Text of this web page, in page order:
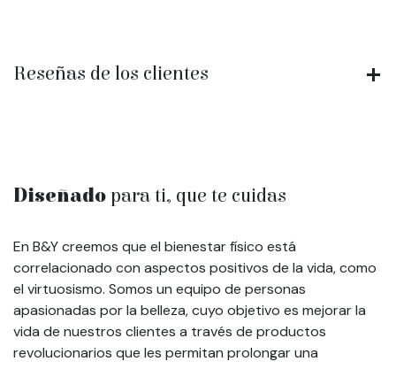
Reseñas de los clientes
Diseñado para ti, que te cuidas
En B&Y creemos que el bienestar físico está
correlacionado con aspectos positivos de la vida, como
el virtuosismo. Somos un equipo de personas
apasionadas por la belleza, cuyo objetivo es mejorar la
vida de nuestros clientes a través de productos
revolucionarios que les permitan prolongar una